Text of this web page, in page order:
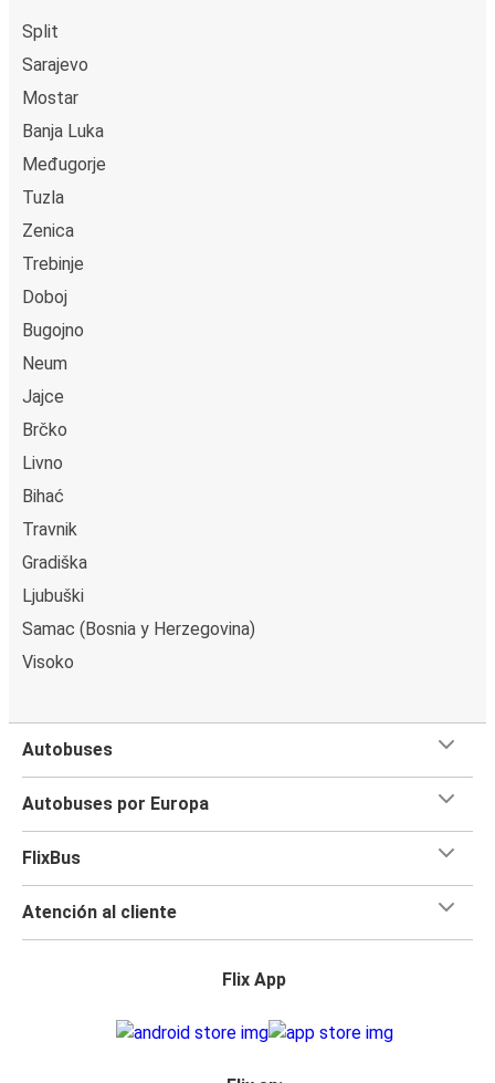
Split
Sarajevo
Mostar
Banja Luka
Međugorje
Tuzla
Zenica
Trebinje
Doboj
Bugojno
Neum
Jajce
Brčko
Livno
Bihać
Travnik
Gradiška
Ljubuški
Samac (Bosnia y Herzegovina)
Visoko
Autobuses
Autobuses por Europa
FlixBus
Atención al cliente
Flix App